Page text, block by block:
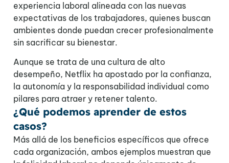
experiencia laboral alineada con las nuevas
expectativas de los trabajadores, quienes buscan
ambientes donde puedan crecer profesionalmente
sin sacrificar su bienestar.
Aunque se trata de una cultura de alto
desempeño, Netflix ha apostado por la confianza,
la autonomía y la responsabilidad individual como
pilares para atraer y retener talento.
¿Qué podemos aprender de estos
casos?
Más allá de los beneficios específicos que ofrece
cada organización, ambos ejemplos muestran que